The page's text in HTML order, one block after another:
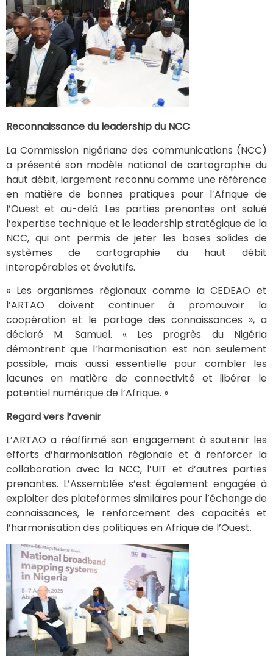
Reconnaissance du leadership du NCC
La Commission nigériane des communications (NCC)
a présenté son modèle national de cartographie du
haut débit, largement reconnu comme une référence
en matière de bonnes pratiques pour l’Afrique de
l’Ouest et au-delà. Les parties prenantes ont salué
l’expertise technique et le leadership stratégique de la
NCC, qui ont permis de jeter les bases solides de
systèmes de cartographie du haut débit
interopérables et évolutifs.
« Les organismes régionaux comme la CEDEAO et
l’ARTAO doivent continuer à promouvoir la
coopération et le partage des connaissances », a
déclaré M. Samuel. « Les progrès du Nigéria
démontrent que l’harmonisation est non seulement
possible, mais aussi essentielle pour combler les
lacunes en matière de connectivité et libérer le
potentiel numérique de l’Afrique. »
Regard vers l’avenir
L’ARTAO a réaffirmé son engagement à soutenir les
efforts d’harmonisation régionale et à renforcer la
collaboration avec la NCC, l’UIT et d’autres parties
prenantes. L’Assemblée s’est également engagée à
exploiter des plateformes similaires pour l’échange de
connaissances, le renforcement des capacités et
l’harmonisation des politiques en Afrique de l’Ouest.